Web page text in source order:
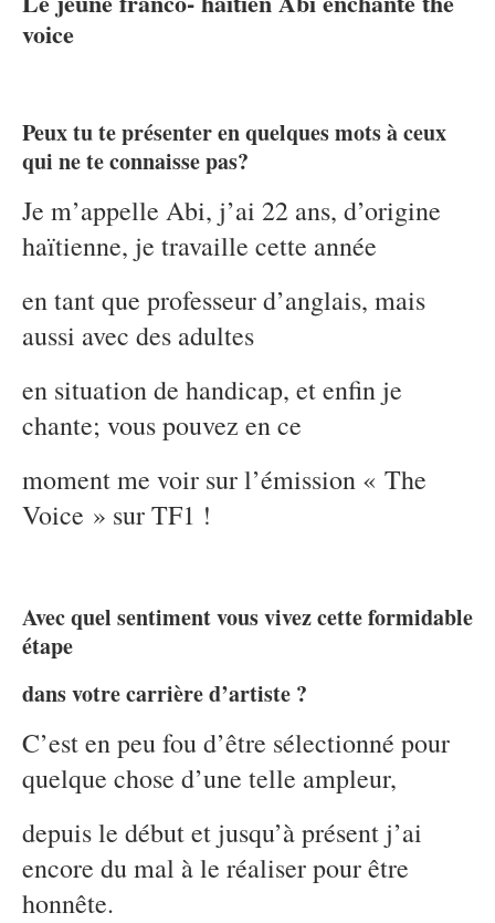
voice
Peux tu te présenter en quelques mots à ceux
qui ne te connaisse pas?
Je m’appelle Abi, j’ai 22 ans, d’origine
haïtienne, je travaille cette année
en tant que professeur d’anglais, mais
aussi avec des adultes
en situation de handicap, et enfin je
chante; vous pouvez en ce
moment me voir sur l’émission « The
Voice » sur TF1 !
Avec quel sentiment vous vivez cette formidable
étape
dans votre carrière d’artiste ?
C’est en peu fou d’être sélectionné pour
quelque chose d’une telle ampleur,
depuis le début et jusqu’à présent j’ai
encore du mal à le réaliser pour être
honnête.